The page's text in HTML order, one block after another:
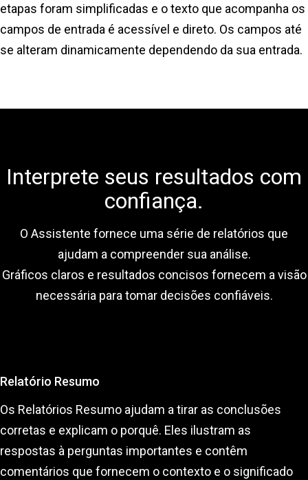
etapas foram simplificadas e o texto que acompanha os
campos de entrada é acessível e direto. Os campos até
se alteram dinamicamente dependendo da sua entrada.
Interprete seus resultados com
confiança.
O Assistente fornece uma série de relatórios que
ajudam a compreender sua análise.
Gráficos claros e resultados concisos fornecem a visão
necessária para tomar decisões confiáveis.
Relatório Resumo
Os Relatórios Resumo ajudam a tirar as conclusões
corretas e explicam o porquê. Eles ilustram as
respostas à perguntas importantes e contêm
comentários que fornecem o contexto e o significado